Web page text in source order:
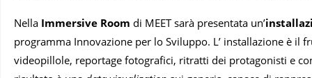
Nella Immersive Room di MEET sarà presentata un’
programma Innovazione per lo Sviluppo. L’ installazione è il
videopillole, reportage fotografici, ritratti dei protagonisti e